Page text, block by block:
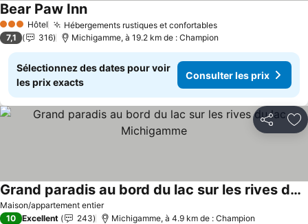
3 ÉtoilesHôtel Hébergements rustiques et confortablesConsulter les prix
Bear Paw InnConsulter les prix
7,1 316 Michigamme, à 19.2 km de : Champion
Sélectionnez des dates pour voir
les prix exacts
Consulter les prix
Partager
Maison/appartement entier
Grand paradis au bord du lac sur les rives du lac Michigamme
Consulter les prix
10 Excellent 243 Michigamme, à 4.9 km de : Champion